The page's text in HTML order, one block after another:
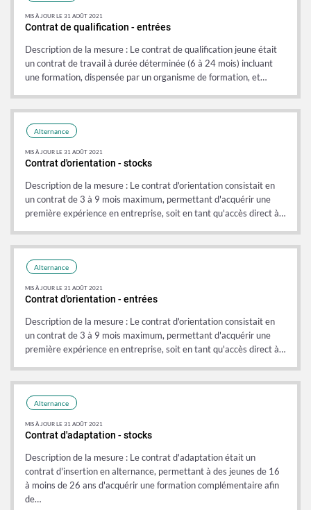
Contrat de qualification - entrées
Description de la mesure : Le contrat de qualification jeune était
un contrat de travail à durée déterminée (6 à 24 mois) incluant
une formation, dispensée par un organisme de formation, et…
Donnée
Donnée
MIS À JOUR LE 31 AOÛT 2021
Contrat d'orientation - stocks
Description de la mesure : Le contrat d'orientation consistait en
un contrat de 3 à 9 mois maximum, permettant d'acquérir une
première expérience en entreprise, soit en tant qu'accès direct à…
Donnée
Donnée
Alternance
MIS À JOUR LE 31 AOÛT 2021
Contrat d'orientation - entrées
Description de la mesure : Le contrat d'orientation consistait en
un contrat de 3 à 9 mois maximum, permettant d'acquérir une
première expérience en entreprise, soit en tant qu'accès direct à…
Donnée
Donnée
Alternance
MIS À JOUR LE 31 AOÛT 2021
Contrat d'adaptation - stocks
Description de la mesure : Le contrat d'adaptation était un
contrat d'insertion en alternance, permettant à des jeunes de 16
à moins de 26 ans d'acquérir une formation complémentaire afin
de…
Alternance
MIS À JOUR LE 31 AOÛT 2021